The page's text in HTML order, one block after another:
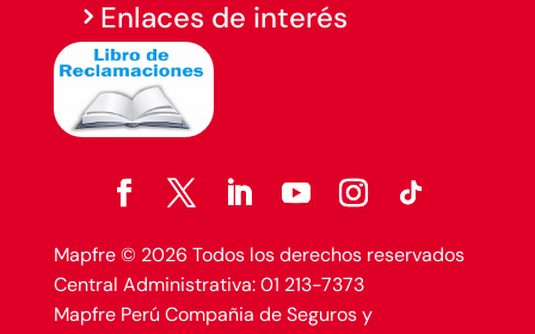
Enlaces de interés
Mapfre © 2026 Todos los derechos reservados
Central Administrativa: 01 213-7373
Mapfre Perú Compañia de Seguros y